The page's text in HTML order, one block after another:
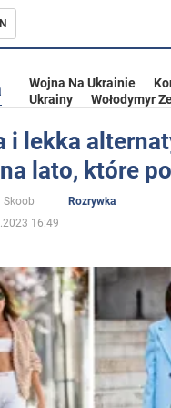
Ukrainie
Wojna Na Ukrainie
Ukrainy
Wołodymyr
i lekka
lato, które
Skoob
Rozrywka
16:49